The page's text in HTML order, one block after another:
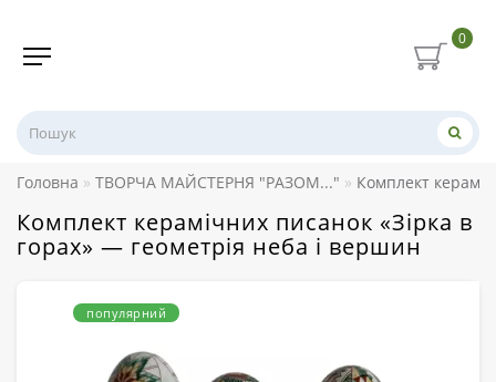
0
Головна ТВОРЧА МАЙСТЕРНЯ "РАЗОМ..." Комплект
Комплект керамічних писанок «Зірка в
горах» — геометрія неба і вершин
популярний